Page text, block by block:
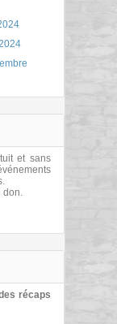
et sans
don.
récaps